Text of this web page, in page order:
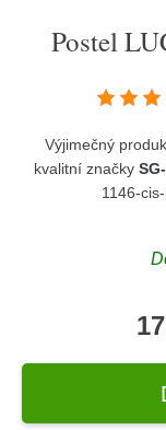
Postel
Výjimečný
kvalitní značky
1146-